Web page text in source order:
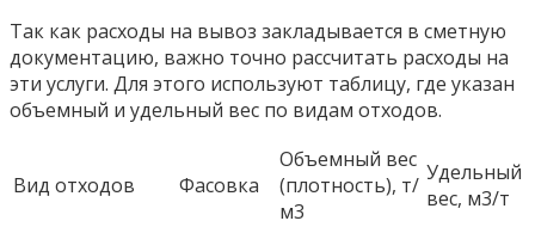
Так как расходы на вывоз закладывается в сметную
документацию, важно точно рассчитать расходы на
эти услуги. Для этого используют таблицу, где указан
объемный и удельный вес по видам отходов.
Вид отходов Фасовка
Объемный вес
(плотность), т/
м3
Удельный
вес, м3/т